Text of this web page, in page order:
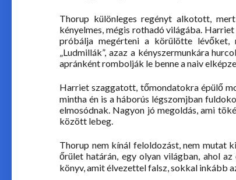
Thorup különleges regényt alkotott,
kényelmes, mégis rothadó világába.
próbálja megérteni a körülötte lévőket,
„Ludmillák”, azaz a kényszermunkára
apránként rombolják le benne a naiv
Harriet szaggatott, tőmondatokra épülő
mintha én is a háborús légszomjban
elmosódnak. Nagyon jó megoldás, ami
között lebeg.
Thorup nem kínál feloldozást, nem mutat
őrület határán, egy olyan világban, ahol
könyv, amit élvezettel falsz, sokkal inkább